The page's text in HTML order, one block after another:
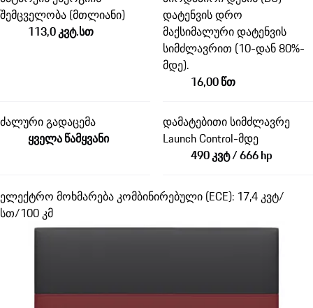
შემცველობა (მთლიანი)
113,0 კვტ.სთ
დატენვის დრო
მაქსიმალური დატენვის
სიმძლავრით (10-დან 80%-
მდე).
16,00 წთ
ძალური გადაცემა
ყველა წამყვანი
დამატებითი სიმძლავრე
Launch Control-მდე
490 კვტ / 666 hp
ელექტრო მოხმარება კომბინირებული (ECE): 17,4 კვტ/
სთ/100 კმ